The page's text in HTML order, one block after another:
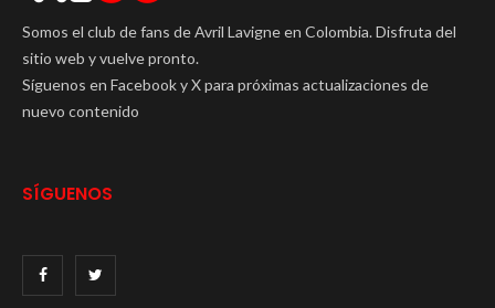
Somos el club de fans de Avril Lavigne en Colombia. Disfruta del
sitio web y vuelve pronto.
Síguenos en Facebook y X para próximas actualizaciones de
nuevo contenido
SÍGUENOS